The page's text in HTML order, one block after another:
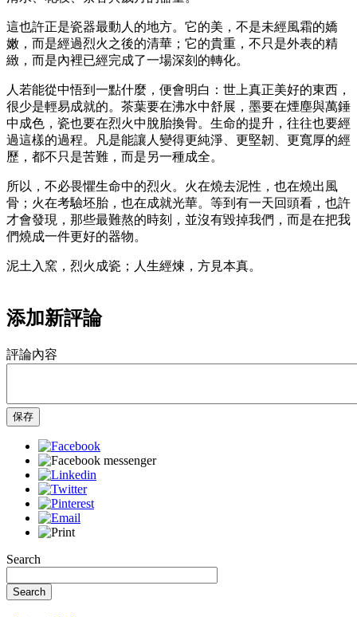
這也許正是瓷器最動人的地方。它的美，不是未經風霜的嬌
嫩，而是經過烈火之後的清華；它的貴重，不只是外表的精
緻，而是內裡已經完成了一場深刻的轉化。
人若能從中悟到一點什麼，便會明白：世上真正美好的東西，
很少是輕易成就的。茶葉要在沸水中舒展，墨要在煙塵與萬錘
中成色，瓷也要在烈火中脫胎換骨。生命的提升，往往也要經
過這樣的過程。凡是能讓人變得更純淨、更堅韌、更寬厚的經
歷，都不只是苦難，而是另一種成全。
所以，不必畏懼生命中的烈火。火在燒去泥性，也在燒出風
骨；火在考驗坯胎，也在成就光華。等到有一天回頭看，也許
才會發現，那些最難熬的時刻，並沒有毀掉我們，而是在把我
們燒成一件更好的器物。
泥土入窯，烈火成瓷；人生經煉，方見本真。
添加新評論
評論內容
保存
Search
Search